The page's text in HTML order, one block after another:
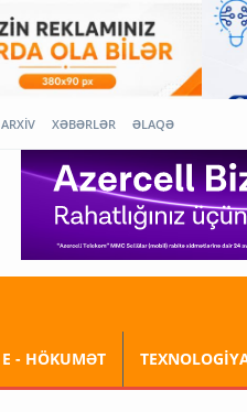
ARXİV XƏBƏRLƏR ƏLAQƏ
E - HÖKUMƏT